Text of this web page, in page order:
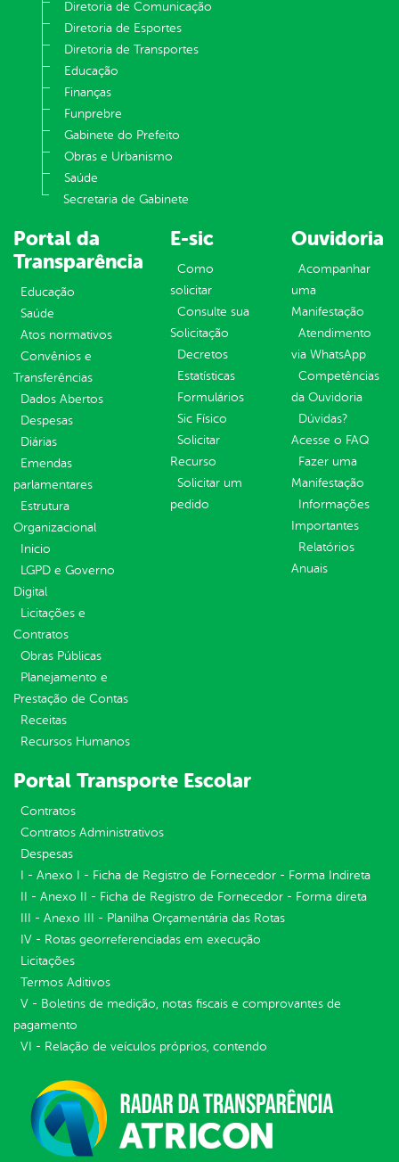
Diretoria de Comunicação
Diretoria de Esportes
Diretoria de Transportes
Educação
Finanças
Funprebre
Gabinete do Prefeito
Obras e Urbanismo
Saúde
Secretaria de Gabinete
Portal da
Transparência
Educação
Saúde
Atos normativos
Convênios e
Transferências
Dados Abertos
Despesas
Diárias
Emendas
parlamentares
Estrutura
Organizacional
Inicio
LGPD e Governo
Digital
Licitações e
Contratos
Obras Públicas
Planejamento e
Prestação de Contas
Receitas
Recursos Humanos
E-sic
Como
solicitar
Consulte sua
Solicitação
Decretos
Estatísticas
Formulários
Sic Físico
Solicitar
Recurso
Solicitar um
pedido
Ouvidoria
Acompanhar
uma
Manifestação
Atendimento
via WhatsApp
Competências
da Ouvidoria
Dúvidas?
Acesse o FAQ
Fazer uma
Manifestação
Informações
Importantes
Relatórios
Anuais
Portal Transporte Escolar
Contratos
Contratos Administrativos
Despesas
I - Anexo I - Ficha de Registro de Fornecedor - Forma Indireta
II - Anexo II - Ficha de Registro de Fornecedor - Forma direta
III - Anexo III - Planilha Orçamentária das Rotas
IV - Rotas georreferenciadas em execução
Licitações
Termos Aditivos
V - Boletins de medição, notas fiscais e comprovantes de
pagamento
VI - Relação de veículos próprios, contendo